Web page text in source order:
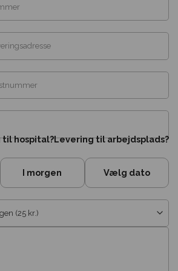
til hospital?Levering til arbejdsplads?
I morgen Vælg dato